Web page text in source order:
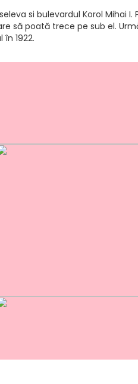
si bulevardul Korol Mihai
să poată trece pe sub el.
1922.